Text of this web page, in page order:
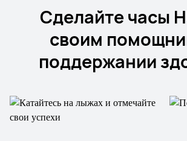
Сделайте часы
своим
поддержании